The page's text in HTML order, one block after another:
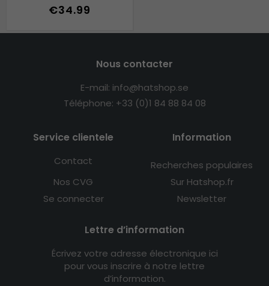
€34.99
Nous contacter
E-mail: info@hatshop.se
Téléphone: +33 (0)1 84 88 84 08
Service clientele
Contact
Nos CVG
Se connecter
Information
Recherches populaires
Sur Hatshop.fr
Newsletter
Lettre d’information
Écrivez votre adresse électronique ici
pour vous inscrire à notre lettre
d’information.